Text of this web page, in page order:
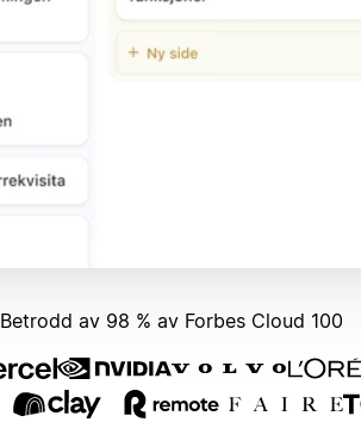
Betrodd av 98 % av Forbes Cloud 100